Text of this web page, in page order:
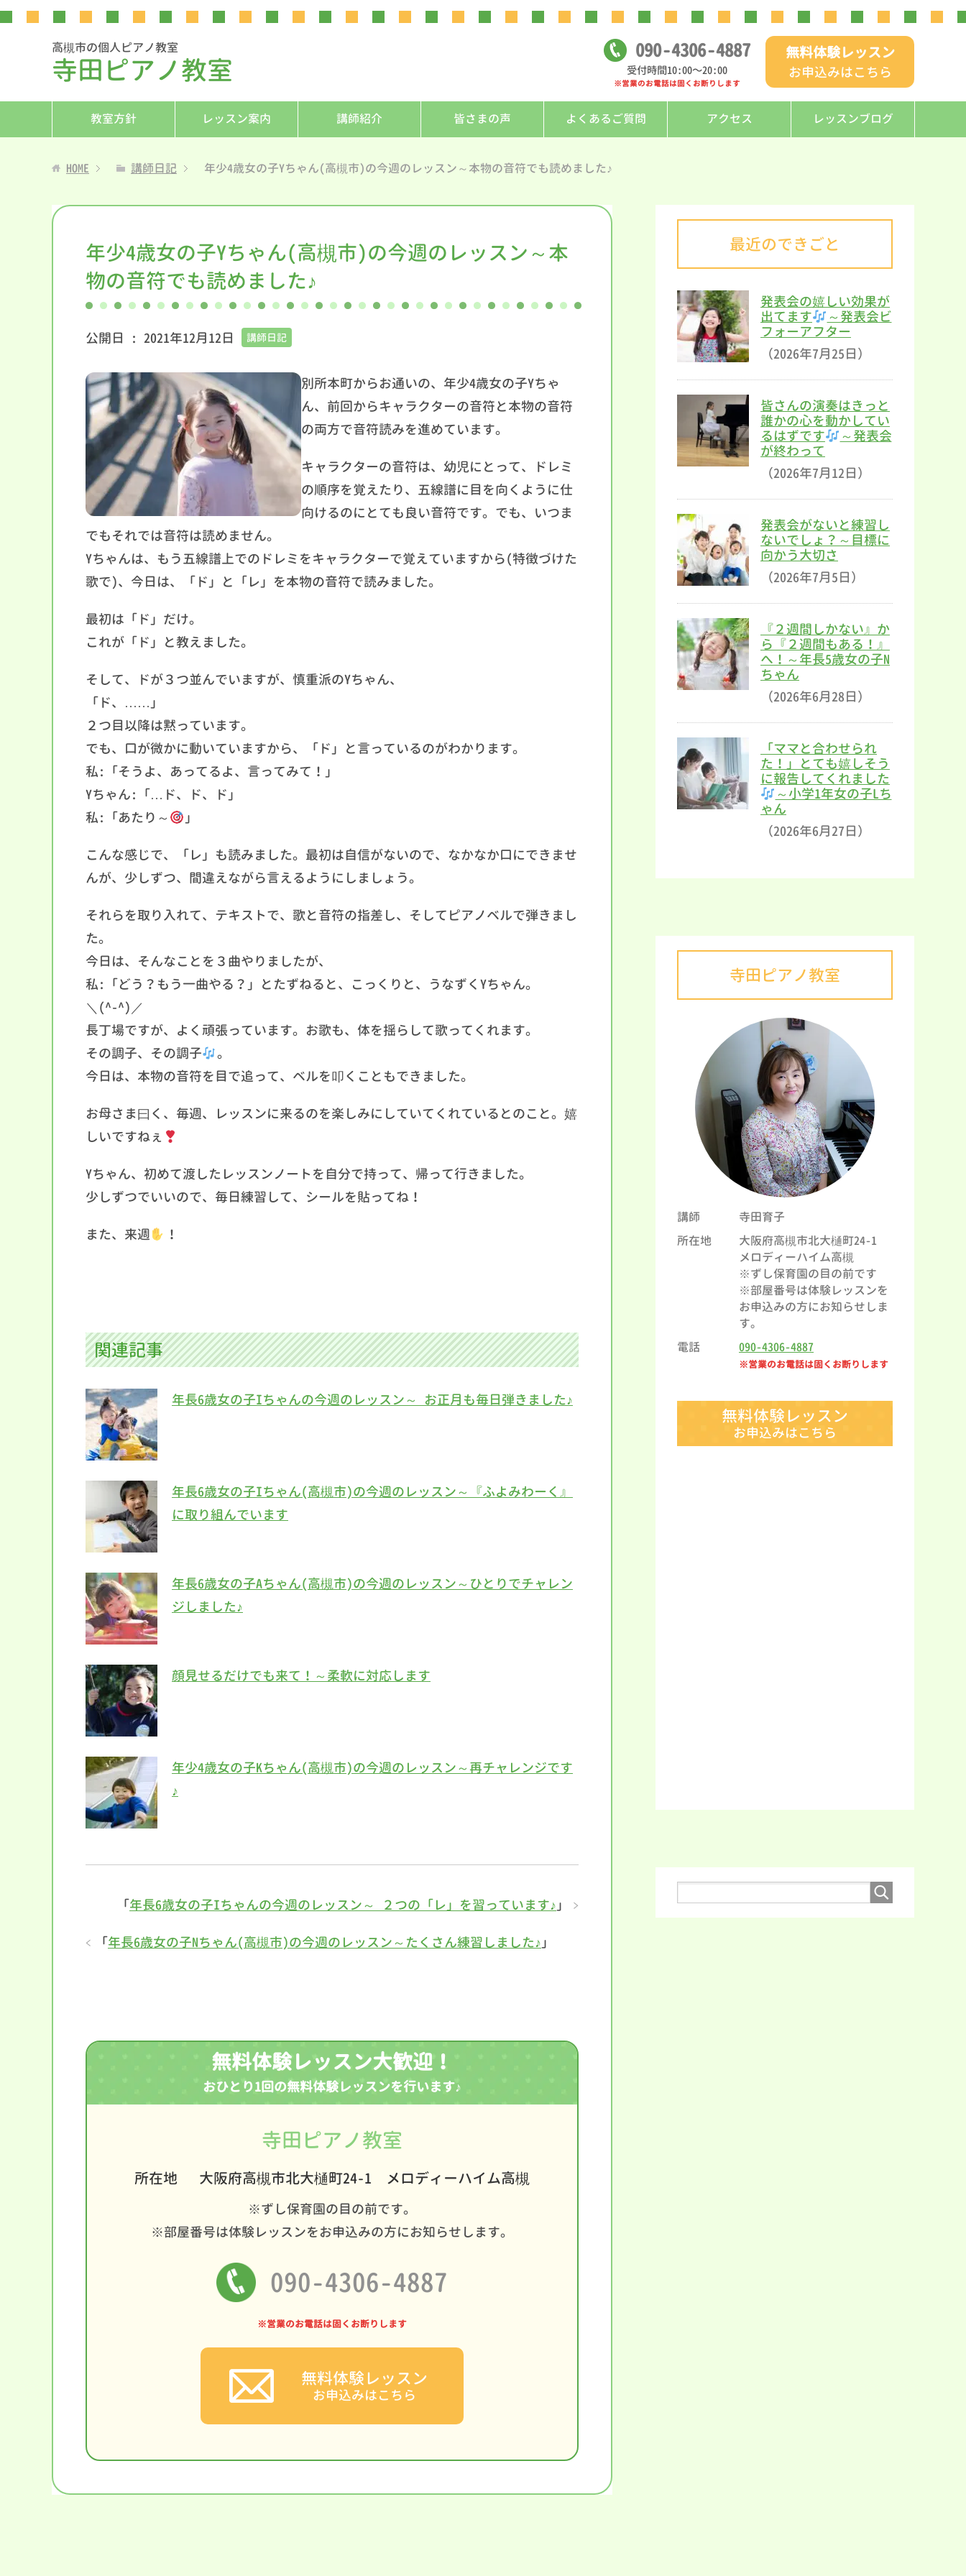
高槻市の個人ピアノ教室
寺田ピアノ教室
090-4306-4887
受付時間10:00〜20:00
※営業のお電話は固くお断りします
無料体験レッスン
お申込みはこちら
教室方針 レッスン案内 講師紹介 皆さまの声 よくあるご質問 アクセス レッスンブログ
HOME 講師日記 年少4歳女の子Yちゃん(高槻市)の今週のレッスン～本物の音符でも読めました♪
年少4歳女の子Yちゃん(高槻市)の今週のレッスン～本
物の音符でも読めました♪
公開日 : 2021年12月12日 講師日記
別所本町からお通いの、年少4歳女の子Yちゃ
ん、前回からキャラクターの音符と本物の音符
の両方で音符読みを進めています。
キャラクターの音符は、幼児にとって、ドレミ
の順序を覚えたり、五線譜に目を向くように仕
向けるのにとても良い音符です。でも、いつま
でもそれでは音符は読めません。
Yちゃんは、もう五線譜上でのドレミをキャラクターで覚えていますから(特徴づけた
歌で)、今日は、「ド」と「レ」を本物の音符で読みました。
最初は「ド」だけ。
これが「ド」と教えました。
そして、ドが３つ並んでいますが、慎重派のYちゃん、
「ド、……」
２つ目以降は黙っています。
でも、口が微かに動いていますから、「ド」と言っているのがわかります。
私:「そうよ、あってるよ、言ってみて！」
Yちゃん:「…ド、ド、ド」
私:「あたり～
」
こんな感じで、「レ」も読みました。最初は自信がないので、なかなか口にできませ
んが、少しずつ、間違えながら言えるようにしましょう。
それらを取り入れて、テキストで、歌と音符の指差し、そしてピアノベルで弾きまし
た。
今日は、そんなことを３曲やりましたが、
私:「どう？もう一曲やる？」とたずねると、こっくりと、うなずくYちゃん。
＼(^-^)／
長丁場ですが、よく頑張っています。お歌も、体を揺らして歌ってくれます。
その調子、その調子
。
今日は、本物の音符を目で追って、ベルを叩くこともできました。
お母さま曰く、毎週、レッスンに来るのを楽しみにしていてくれているとのこと。嬉
しいですねぇ
Yちゃん、初めて渡したレッスンノートを自分で持って、帰って行きました。
少しずつでいいので、毎日練習して、シールを貼ってね！
また、来週 ！
関連記事
年長6歳女の子Iちゃんの今週のレッスン～ お正月も毎日弾きました♪
年長6歳女の子Iちゃん(高槻市)の今週のレッスン～『ふよみわーく』
に取り組んでいます
年長6歳女の子Aちゃん(高槻市)の今週のレッスン～ひとりでチャレン
ジしました♪
顔見せるだけでも来て！～柔軟に対応します
年少4歳女の子Kちゃん(高槻市)の今週のレッスン～再チャレンジです
♪
「年長6歳女の子Iちゃんの今週のレッスン～ ２つの「レ」を習っています♪ 」
「年長6歳女の子Nちゃん(高槻市)の今週のレッスン～たくさん練習しました♪ 」
無料体験レッスン大歓迎！
おひとり1回の無料体験レッスンを行います♪
寺田ピアノ教室
所在地 大阪府高槻市北大樋町24-1 メロディーハイム高槻
※ずし保育園の目の前です。
※部屋番号は体験レッスンをお申込みの方にお知らせします。
090-4306-4887
※営業のお電話は固くお断りします
無料体験レッスン
お申込みはこちら
最近のできごと
発表会の嬉しい効果が
出てます
～発表会ビ
フォーアフター
（2026年7月25日）
皆さんの演奏はきっと
誰かの心を動かしてい
るはずです
～発表会
が終わって
（2026年7月12日）
発表会がないと練習し
ないでしょ？～目標に
向かう大切さ
（2026年7月5日）
『２週間しかない』か
ら『２週間もある！』
へ！～年長5歳女の子N
ちゃん
（2026年6月28日）
「ママと合わせられ
た！」とても嬉しそう
に報告してくれました
～小学1年女の子Lち
ゃん
（2026年6月27日）
寺田ピアノ教室
講師
寺田育子
所在地
大阪府高槻市北大樋町24-1
メロディーハイム高槻
※ずし保育園の目の前です
※部屋番号は体験レッスンを
お申込みの方にお知らせしま
す。
電話
090-4306-4887
※営業のお電話は固くお断りします
無料体験レッスン
お申込みはこちら